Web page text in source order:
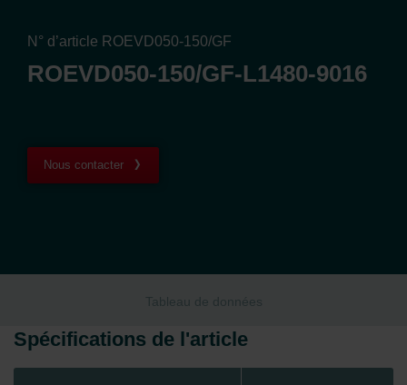
N° d’article ROEVD050-150/GF
ROEVD050-150/GF-L1480-9016
Nous contacter
Tableau de données
Spécifications de l'article